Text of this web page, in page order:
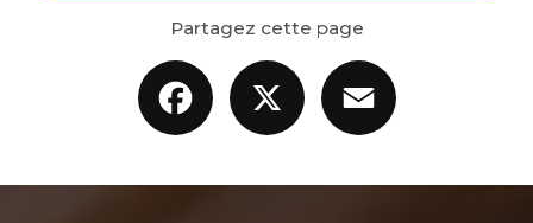
Partagez cette page
Facebook